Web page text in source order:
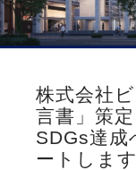
株式会社
言書」策
SDGs達成
ートしま